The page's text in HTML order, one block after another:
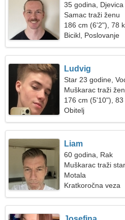
35 godina, Djevica
Samac traži ženu
186 cm (6'2"), 78
Bicikl, Poslovanje
Ludvig
Star 23 godine,
Muškarac traži
176 cm (5'10"),
Obitelj
Liam
60 godina, Rak
Muškarac traži
Motala
Kratkoročna veza